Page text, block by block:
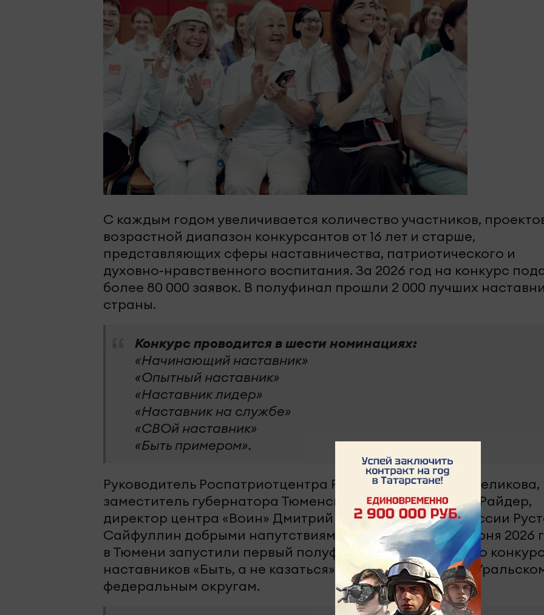
С каждым годом увеличивается количество участников,
возрастной диапазон конкурсантов от 16 лет и старше,
представляющих сферы наставничества, патриотического и
духовно-нравственного воспитания. За 2026 год на конкурс
более 80 000 заявок. В полуфинал прошли 2 000 лучших
страны.
Конкурс проводится в шести номинациях:
«Начинающий наставник»
«Опытный наставник»
«Наставник лидер»
«Наставник на службе»
«СВОй наставник»
«Быть примером».
Руководитель Роспатриотцентра Росмолодежи Елена Беликова,
заместитель губернатора Тюменской области Алексей Райдер,
директор центра «Воин» Дмитрий Шевченко и герой России
Сайфуллин добрыми напутствиями и пожеланиями 7 июня 2026
в Тюмени запустили первый полуфинал Всероссийского
наставников «Быть, а не казаться» по Приволжскому и
федеральным округам.